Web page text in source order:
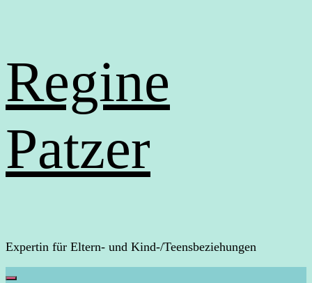
Regine
Patzer
Expertin für Eltern- und Kind-/Teensbeziehungen